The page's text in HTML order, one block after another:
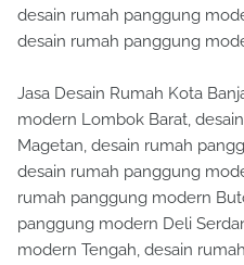
desain rumah panggung
desain rumah panggung
Jasa Desain Rumah Kota
modern Lombok Barat,
Magetan, desain rumah
desain rumah panggung
rumah panggung modern
panggung modern Deli
modern Tengah, desain